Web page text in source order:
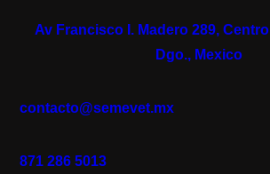
Av Francisco I. Madero 289,
Dgo., Mexico
contacto@semevet.mx
871 286 5013